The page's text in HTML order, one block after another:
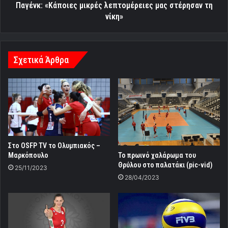
Παγένκ: «Κάποιες μικρές λεπτομέρειες μας στέρησαν τη
νίκη»
Σχετικά Άρθρα
Στο OSFP TV το Ολυμπιακός –
Μαρκόπουλο
25/11/2023
Το πρωινό χαλάρωμα του
Θρύλου στο παλατάκι (pic-vid)
28/04/2023